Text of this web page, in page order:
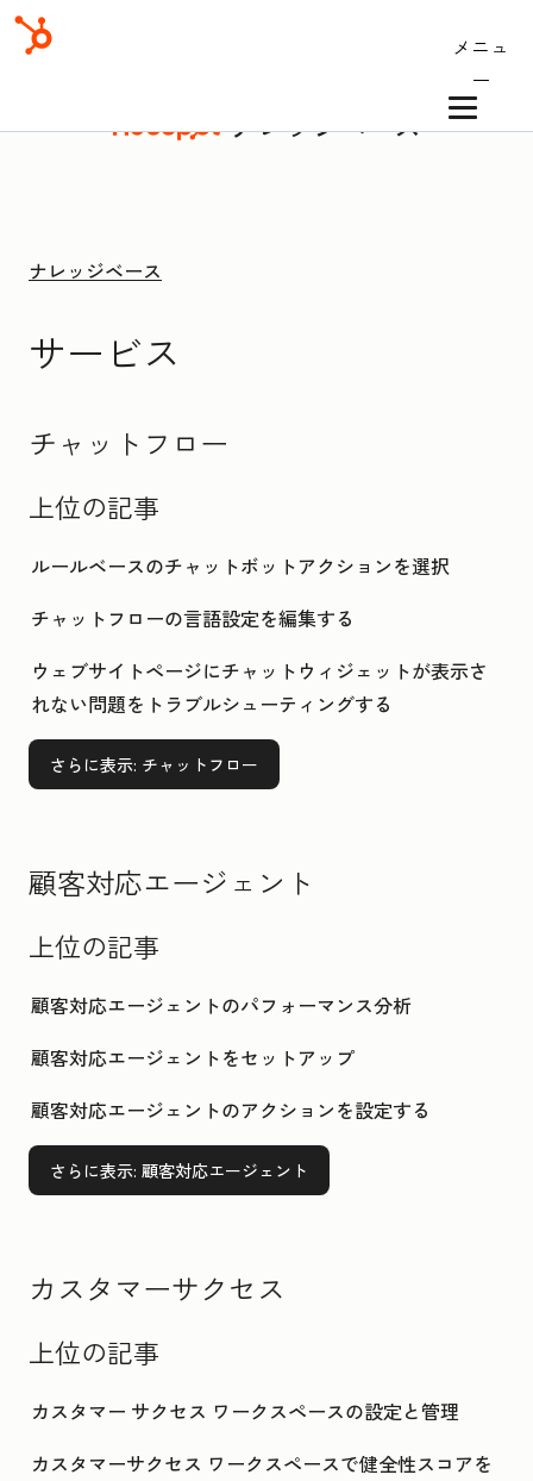
メニュ
ー
ナレッジベース
ナレッジベース
サービス
チャットフロー
上位の記事
ルールベースのチャットボットアクションを選択
チャットフローの言語設定を編集する
ウェブサイトページにチャットウィジェットが表示さ
れない問題をトラブルシューティングする
さらに表示: チャットフロー
顧客対応エージェント
上位の記事
顧客対応エージェントのパフォーマンス分析
顧客対応エージェントをセットアップ
顧客対応エージェントのアクションを設定する
さらに表示: 顧客対応エージェント
カスタマーサクセス
上位の記事
カスタマー サクセス ワークスペースの設定と管理
カスタマーサクセス ワークスペースで健全性スコアを